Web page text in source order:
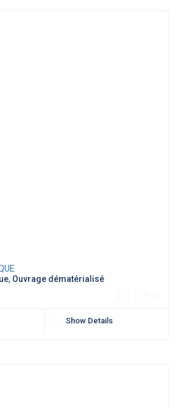
, Ouvrage dématérialisé
Show Details